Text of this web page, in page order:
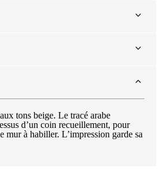
d’un coin recueillement, pour
à habiller. L’impression garde sa